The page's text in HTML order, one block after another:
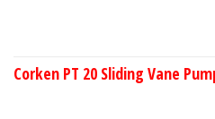
Corken PT 20 Sliding Vane